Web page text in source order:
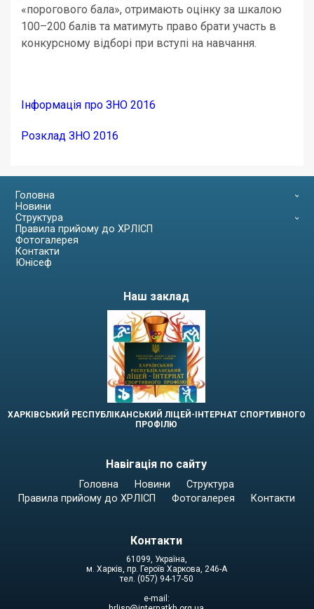
«порогового бала», отримають оцінку за шкалою
100–200 балів та матимуть право брати участь в
конкурсному відборі при вступі на навчання.
Інформація про ЗНО 2016
Розклад ЗНО 2016
Головна
Новини
Структура
Правила прийому до ХРЛІСП
Фотогалерея
Контакти
Юнісеф
Наш заклад
ХАРКІВСЬКИЙ РЕСПУБЛІКАНСЬКИЙ ЛІЦЕЙ-ІНТЕРНАТ СПОРТИВНОГО
ПРОФІЛЮ
Навігація по сайту
Головна Новини
Структура
Правила прийому до ХРЛІСП
Фотогалерея Контакти
Контакти
61099, Україна,
м. Харків, пр. Героїв Харкова, 246-А
тел. (057) 94-17-50
e-mail: